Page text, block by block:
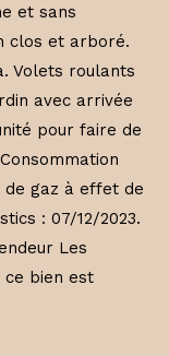
et sans
clos et arboré.
Volets roulants
avec arrivée
pour faire de
de gaz à effet de
: 07/12/2023.
Les
ce bien est